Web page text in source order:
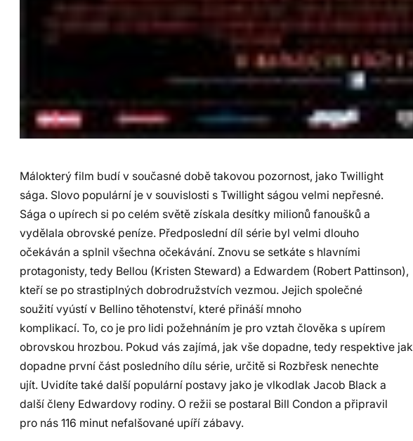
Málokterý film budí v současné době takovou pozornost, jako Twillight
sága. Slovo populární je v souvislosti s Twillight ságou velmi nepřesné.
Sága o upírech si po celém světě získala desítky milionů fanoušků a
vydělala obrovské peníze. Předposlední díl série byl velmi dlouho
očekáván a splnil všechna očekávání. Znovu se setkáte s hlavními
protagonisty, tedy Bellou (Kristen Steward) a Edwardem (Robert Pattinson),
kteří se po strastiplných dobrodružstvích vezmou. Jejich společné
soužití vyústí v Bellino těhotenství, které přináší mnoho
komplikací. To, co je pro lidi požehnáním je pro vztah člověka s upírem
obrovskou hrozbou. Pokud vás zajímá, jak vše dopadne, tedy respektive jak
dopadne první část posledního dílu série, určitě si Rozbřesk nenechte
ujít. Uvidíte také další populární postavy jako je vlkodlak Jacob Black a
další členy Edwardovy rodiny. O režii se postaral Bill Condon a připravil
pro nás 116 minut nefalšované upíří zábavy.